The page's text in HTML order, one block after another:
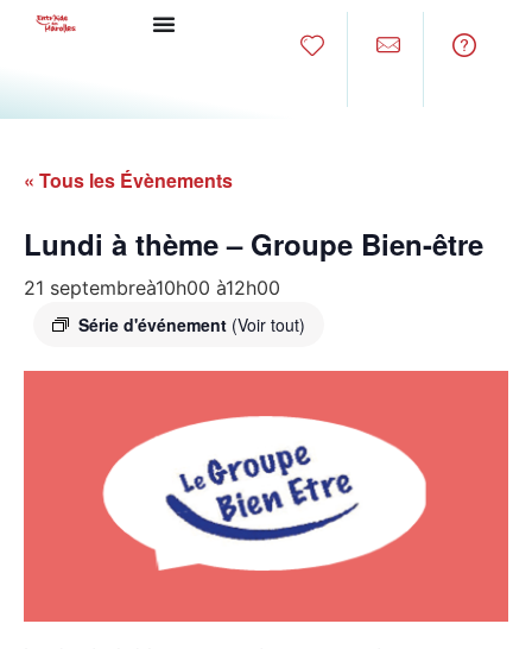
« Tous les Évènements
Lundi à thème – Groupe Bien-être
21 septembreà10h00 à12h00
Série d'événement (Voir tout)